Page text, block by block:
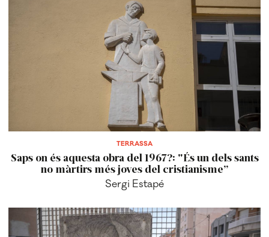
TERRASSA
Saps on és aquesta obra del 1967?: "És un dels sants
no màrtirs més joves del cristianisme”
Sergi Estapé